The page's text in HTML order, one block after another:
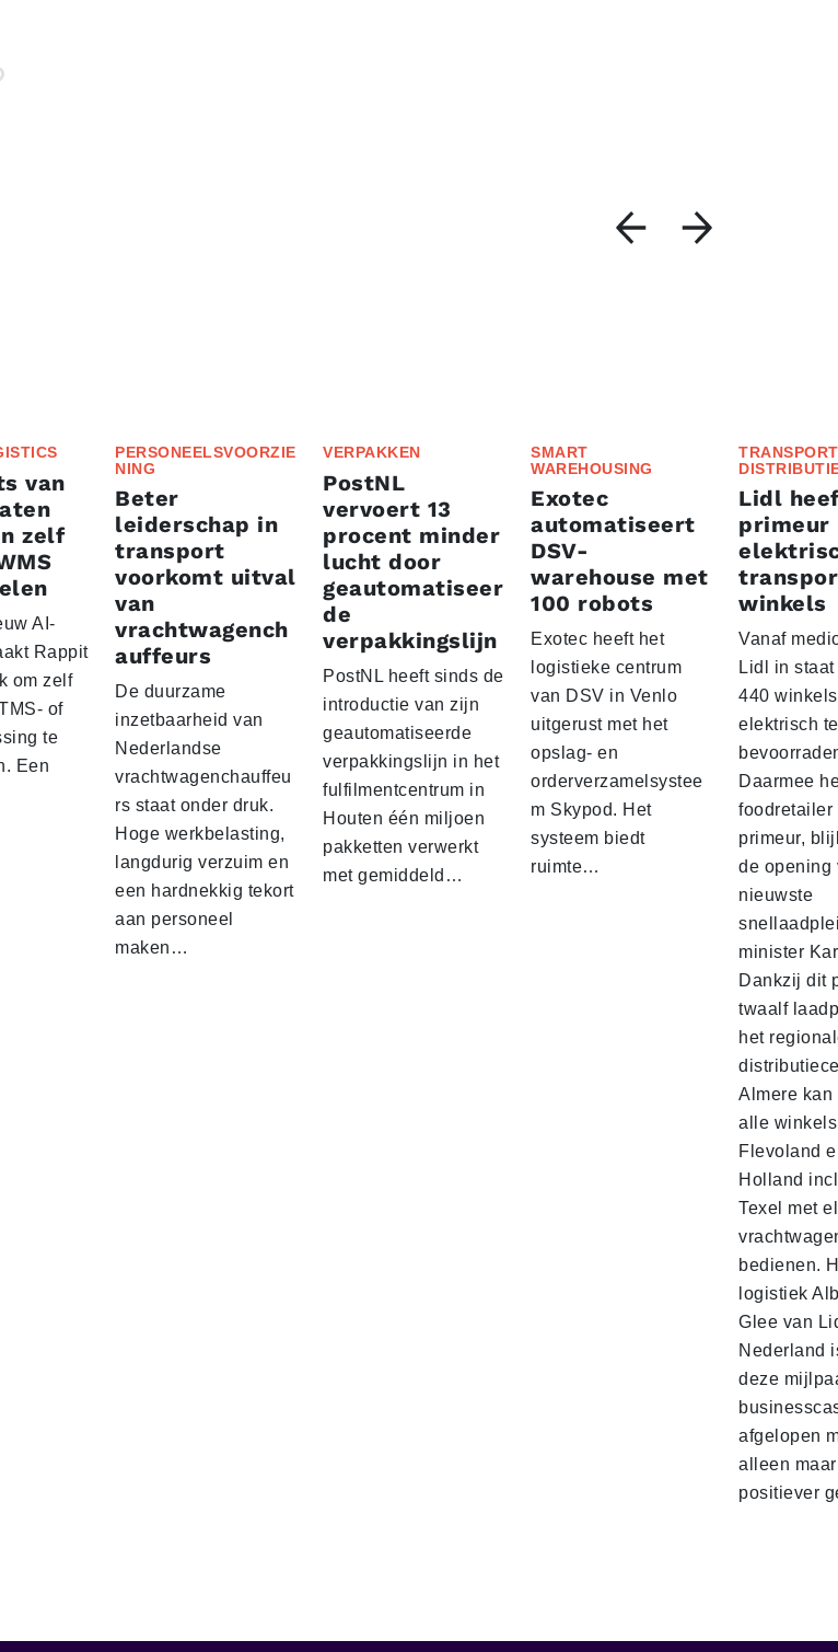
van
zelf
AI-
Rappit
om zelf
of
te
Een
PERSONEELSVOORZIE
NING
Beter
leiderschap in
transport
voorkomt uitval
van
vrachtwagench
auffeurs
De duurzame
inzetbaarheid van
Nederlandse
vrachtwagenchauffeu
rs staat onder druk.
Hoge werkbelasting,
langdurig verzuim en
een hardnekkig tekort
aan personeel
maken…
VERPAKKEN
PostNL
vervoert 13
procent minder
lucht door
geautomatiseer
de
verpakkingslijn
PostNL heeft sinds de
introductie van zijn
geautomatiseerde
verpakkingslijn in het
fulfilmentcentrum in
Houten één miljoen
pakketten verwerkt
met gemiddeld…
SMART
WAREHOUSING
Exotec
automatiseert
DSV-
warehouse met
100 robots
Exotec heeft het
logistieke centrum
van DSV in Venlo
uitgerust met het
opslag- en
orderverzamelsystee
m Skypod. Het
systeem biedt
ruimte…
Lidl
primeur
winkels
Vanaf
Lidl in
440 winkels
elektrisch te
Daarmee
foodretailer
primeur,
de opening
nieuwste
minister
Dankzij dit
twaalf
het
Almere
alle
Flevoland
Holland
Texel met
bedienen.
logistiek
Glee van
Nederland
deze
afgelopen
alleen maar
positiever